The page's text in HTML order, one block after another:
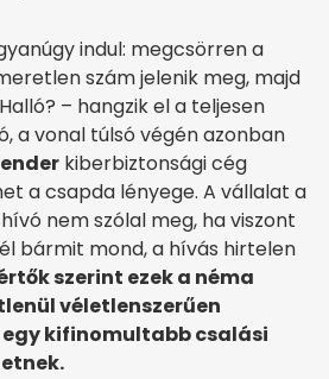
indul: megcsörren a
szám jelenik meg, majd
– hangzik el a teljesen
a vonal túlsó végén azonban
kiberbiztonsági cég
a csapda lényege. A vállalat a
nem szólal meg, ha viszont
bármit mond, a hívás hirtelen
szerint ezek a néma
véletlenszerűen
kifinomultabb csalási